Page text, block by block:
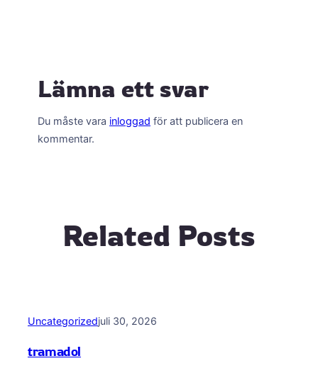
Lämna ett svar
Du måste vara inloggad för att publicera en
kommentar.
Related Posts
Uncategorizedjuli 30, 2026
tramadol